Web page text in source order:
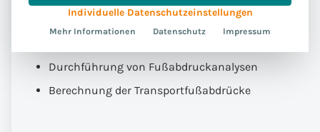
Export von Fußabdruckinformationen als
Stammdaten nach SAP S/4HANA oder SAP
Durchführung von Fußabdruckanalysen
Berechnung der Transportfußabdrücke
Individuelle Datenschutzeinstellungen
Mehr Informationen Datenschutz Impressum